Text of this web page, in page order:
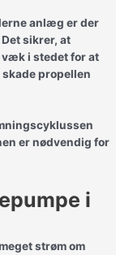
anlæg er der
sikrer, at
i stedet for at
propellen
er nødvendig for
i
strøm om